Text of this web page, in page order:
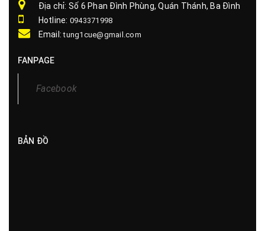
Địa chỉ: Số 6 Phan Đình Phùng, Quán Thánh, Ba Đình
Hotline: 0943371998
Email:tung1cue@gmail.com
FANPAGE
BẢN ĐỒ